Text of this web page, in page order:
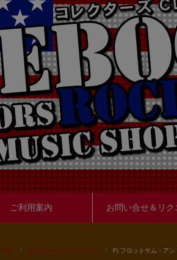
ご利用案内 お問い合せ＆リク
TOP Hard Rock - ハードロック F) フロットサム・ア